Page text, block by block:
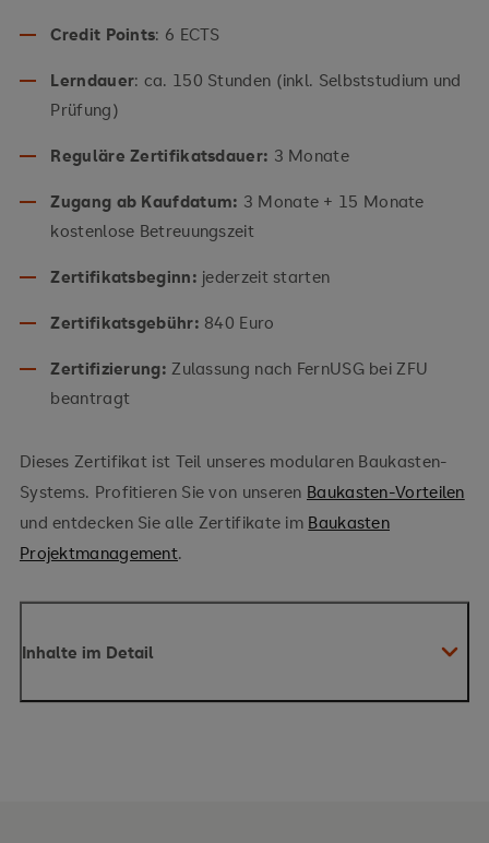
Credit Points: 6 ECTS
Lerndauer: ca. 150 Stunden (inkl. Selbststudium und
Prüfung)
Reguläre Zertifikatsdauer: 3 Monate
Zugang ab Kaufdatum: 3 Monate + 15 Monate
kostenlose Betreuungszeit
Zertifikatsbeginn: jederzeit starten
Zertifikatsgebühr: 840 Euro
Zertifizierung: Zulassung nach FernUSG bei ZFU
beantragt
Dieses Zertifikat ist Teil unseres modularen Baukasten-
Systems. Profitieren Sie von unseren Baukasten-Vorteilen
und entdecken Sie alle Zertifikate im Baukasten
Projektmanagement.
Inhalte im Detail